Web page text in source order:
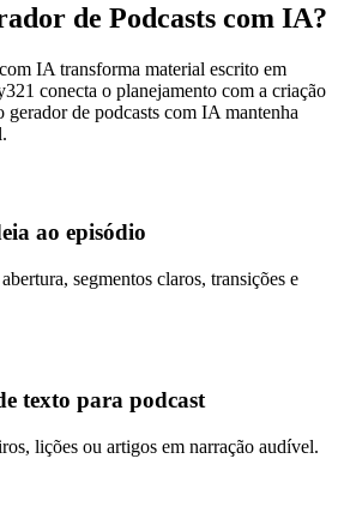
de Podcasts com IA?
IA transforma material escrito em
conecta o planejamento com a criação
de podcasts com IA mantenha
ao episódio
segmentos claros, transições e
texto para podcast
lições ou artigos em narração audível.